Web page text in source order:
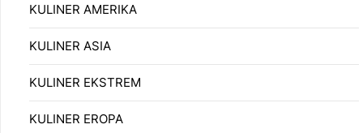
KULINER AMERIKA
KULINER ASIA
KULINER EKSTREM
KULINER EROPA